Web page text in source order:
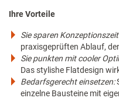
Ihre Vorteile
Sie sparen
praxisgeprüften Ablauf,
Sie punkten mit cooler
Das stylishe Flatdesign
Bedarfsgerecht einsetzen:
einzelne Bausteine mit